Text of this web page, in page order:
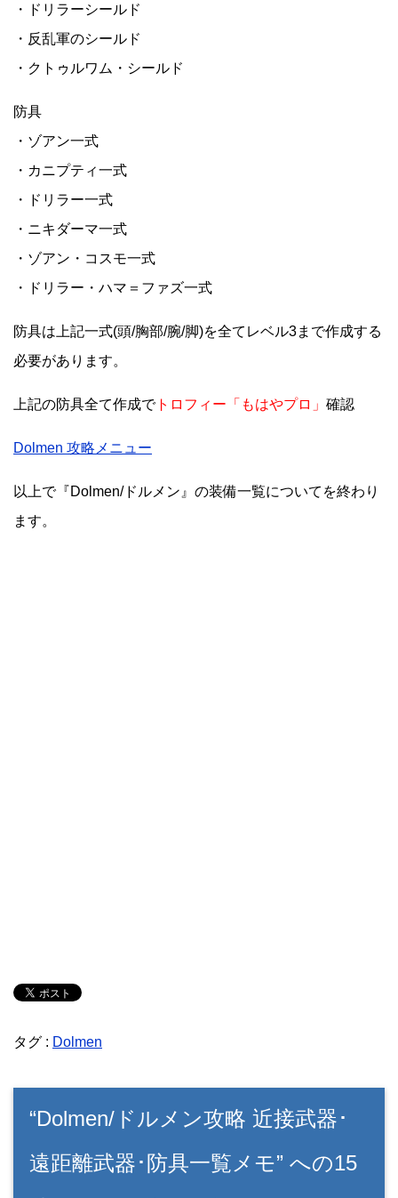
・ドリラーシールド
・反乱軍のシールド
・クトゥルワム・シールド
防具
・ゾアン一式
・カニプティ一式
・ドリラー一式
・ニキダーマ一式
・ゾアン・コスモ一式
・ドリラー・ハマ＝ファズ一式
防具は上記一式(頭/胸部/腕/脚)を全てレベル3まで作成する
必要があります。
上記の防具全て作成でトロフィー「もはやプロ」 確認
Dolmen 攻略メニュー
以上で『Dolmen/ドルメン』の装備一覧についてを終わり
ます。
タグ : Dolmen
“Dolmen/ドルメン攻略 近接武器･
遠距離武器･防具一覧メモ” への15